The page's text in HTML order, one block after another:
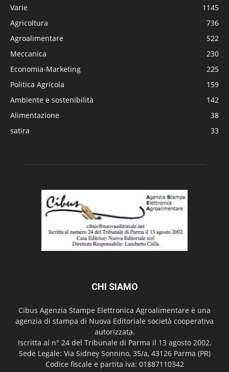
Varie
1145
Agricoltura
736
Agroalimentare
522
Meccanica
230
Economia-Marketing
225
Politica Agricola
159
Ambiente e sostenibilità
142
Alimentazione
38
satira
33
CHI SIAMO
Cibus Agenzia Stampe Elettronica Agroalimentare è una
agenzia di stampa di Nuova Editoriale società cooperativa
autorizzata.
Iscritta al n° 24 del Tribunale di Parma il 13 agosto 2002.
Sede Legale: Via Sidney Sonnino, 35/a, 43126 Parma (PR)
Codice fiscale e partita iva: 01887110342